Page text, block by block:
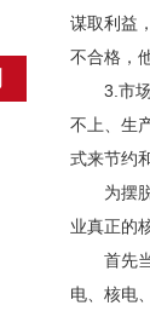
谋取利益
不合格，
3.市
不上、生
式来节约
为摆
业真正的
首先
电、核电